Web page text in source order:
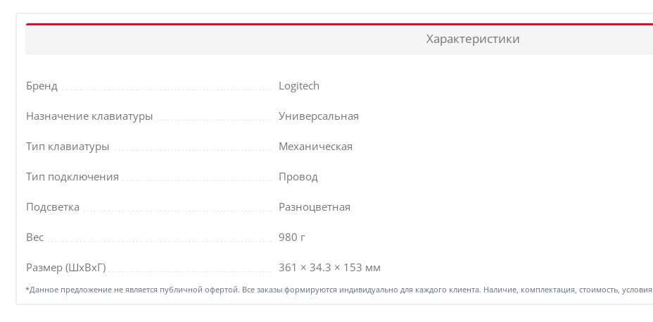
Характеристики
Бренд Logitech
Назначение клавиатуры Универсальная
Тип клавиатуры Механическая
Тип подключения Провод
Подсветка Разноцветная
Вес 980 г
Размер (ШхВхГ) 361 × 34.3 × 153 мм
*Данное предложение не является публичной офертой. Все заказы формируются индивидуально для каждого клиента. Наличие, комплектация, стоимость,